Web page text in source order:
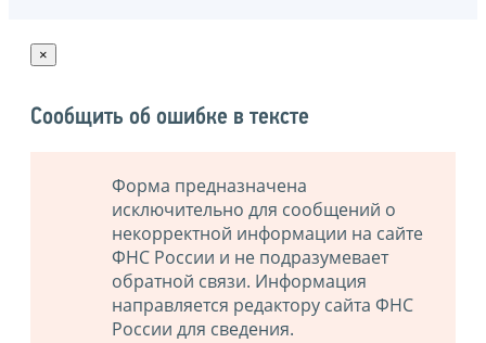
×
Сообщить об ошибке в тексте
Форма предназначена
исключительно для сообщений о
некорректной информации на сайте
ФНС России и не подразумевает
обратной связи. Информация
направляется редактору сайта ФНС
России для сведения.